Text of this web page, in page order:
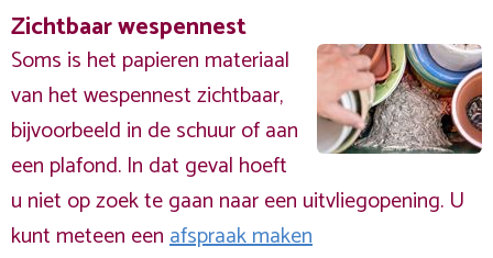
Zichtbaar wespennest
Soms is het papieren materiaal
van het wespennest zichtbaar,
bijvoorbeeld in de schuur of aan
een plafond. In dat geval hoeft
u niet op zoek te gaan naar een uitvliegopening. U
kunt meteen eenafspraak maken